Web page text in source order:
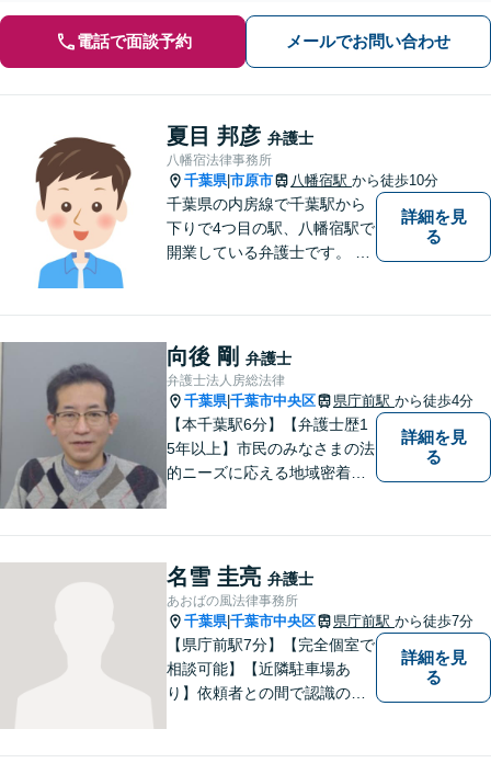
電話で面談予約 メールでお問い合わせ
夏目 邦彦 弁護士
八幡宿法律事務所
千葉県|市原市 八幡宿駅 から徒歩10分
千葉県の内房線で千葉駅から
下りで4つ目の駅、八幡宿駅で
開業している弁護士です。 八
おります。
詳細を見
る
向後 剛 弁護士
弁護士法人房総法律
千葉県|千葉市中央区 県庁前駅 から徒歩4分
【本千葉駅6分】【弁護士歴1
5年以上】市民のみなさまの法
的ニーズに応える地域密着型
談実績多数。現実的な解決策
をご提案します
詳細を見
る
名雪 圭亮 弁護士
あおばの風法律事務所
千葉県|千葉市中央区 県庁前駅 から徒歩7分
【県庁前駅7分】【完全個室で
相談可能】【近隣駐車場あ
り】依頼者との間で認識のず
詳細を見
る